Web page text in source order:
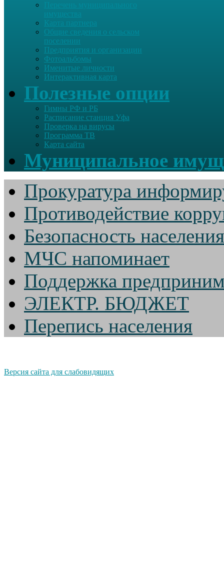
Перечень муниципального
имущества
Карта партнера
Общие сведения о сельском
поселении
Предприятия и организации
Фотоальбомы
Именитые личности
Интерактивная карта
Полезные опции
Гимны РФ и РБ
Расписание станция Уфа
Проверка на вирусы
Программа ТВ
Карта сайта
Муниципальное
Прокуратура
Противодействие
Безопасность населения
МЧС напоминает
Поддержка
ЭЛЕКТР. БЮДЖЕТ
Перепись населения
Версия сайта для слабовидящих